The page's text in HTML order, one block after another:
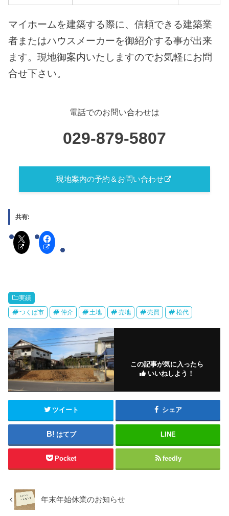
マイホームを建築する際に、信頼できる建築業
者またはハウスメーカーを御紹介する事が出来
ます。現地御案内いたしますのでお気軽にお問
合せ下さい。
電話でのお問い合わせは
029-879-5807
現地案内の予約＆お問い合わせ
共有:
実績
つくば市 仲介 土地 売地 売買 松代
この記事が気に入ったら
いいねしよう！
ツイート シェア
はてブ LINE
Pocket feedly
年末年始休業のお知らせ